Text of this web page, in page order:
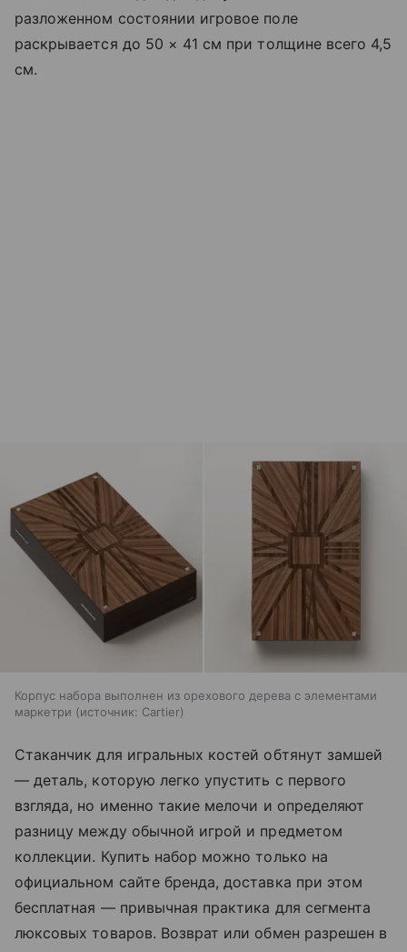
разложенном состоянии игровое поле
раскрывается до 50 × 41 см при толщине всего 4,5
см.
Корпус набора выполнен из орехового дерева с элементами
маркетри
источник: Cartier
Стаканчик для игральных костей обтянут замшей
— деталь, которую легко упустить с первого
взгляда, но именно такие мелочи и определяют
разницу между обычной игрой и предметом
коллекции. Купить набор можно только на
официальном сайте бренда, доставка при этом
бесплатная — привычная практика для сегмента
люксовых товаров. Возврат или обмен разрешен в